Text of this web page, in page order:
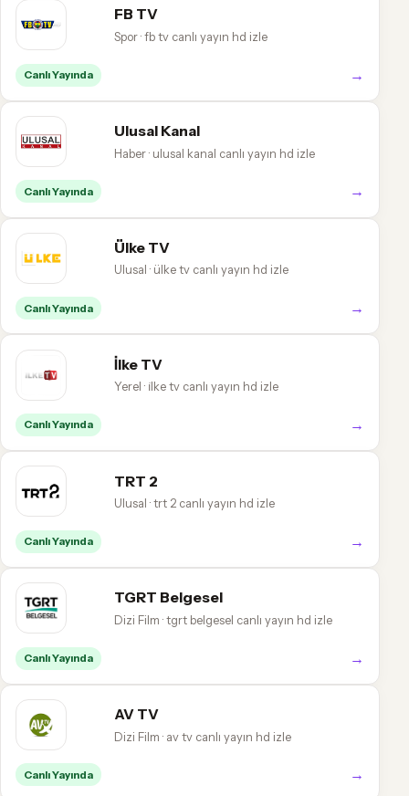
FB TV
Spor · fb tv canlı yayın hd izle
Canlı Yayında →
Ulusal Kanal
Haber · ulusal kanal canlı yayın hd izle
Canlı Yayında →
Ülke TV
Ulusal · ülke tv canlı yayın hd izle
Canlı Yayında →
İlke TV
Yerel · i̇lke tv canlı yayın hd izle
Canlı Yayında →
TRT 2
Ulusal · trt 2 canlı yayın hd izle
Canlı Yayında →
TGRT Belgesel
Dizi Film · tgrt belgesel canlı yayın hd izle
Canlı Yayında →
AV TV
Dizi Film · av tv canlı yayın hd izle
Canlı Yayında →